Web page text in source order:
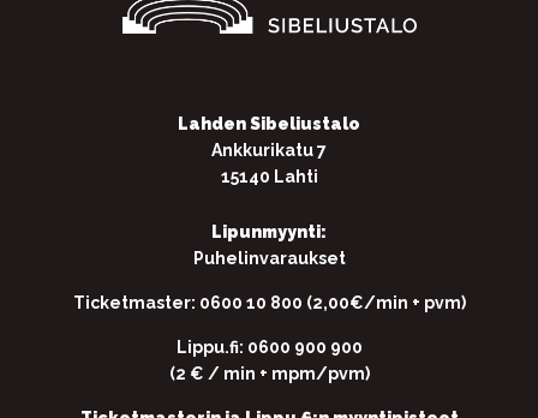
Lahden Sibeliustalo
Ankkurikatu 7
15140 Lahti
Lipunmyynti:
Puhelinvaraukset
Ticketmaster: 0600 10 800 (2,00€/min + pvm)
Lippu.fi: 0600 900 900
(2 € / min + mpm/pvm)